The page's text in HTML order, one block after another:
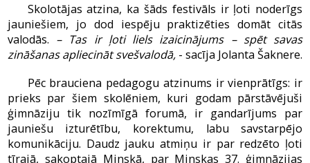
Skolotājas atzina, ka šāds festivāls ir ļoti noderīgs
jauniešiem, jo dod iespēju praktizēties domāt citās
valodās. – Tas ir ļoti liels izaicinājums – spēt savas
zināšanas apliecināt svešvalodā,- sacīja Jolanta Šaknere.
Pēc brauciena pedagogu atzinums ir vienprātīgs: ir
prieks par šiem skolēniem, kuri godam pārstāvējuši
ģimnāziju tik nozīmīgā forumā, ir gandarījums par
jauniešu izturētību, korektumu, labu savstarpējo
komunikāciju. Daudz jauku atmiņu ir par redzēto ļoti
tīrajā, sakoptajā Minskā, par Minskas 37. ģimnāzijas